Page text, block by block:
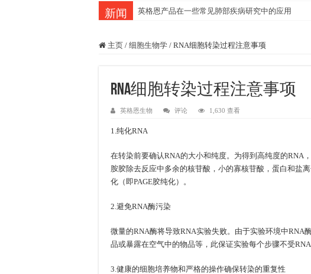
新闻 英格恩产品在一些常见肺部疾病研究中的应用
主页 / 细胞生物学 / RNA细胞转染过程注意事项
RNA细胞转染过程注意事项
英格恩生物 评论 1,630 查看
1.纯化RNA
在转染前要确认RNA的大小和纯度。为得到高纯度的RNA
胺胶除去反应中多余的核苷酸，小的寡核苷酸，蛋白和盐
化（即PAGE胶纯化）。
2.避免RNA酶污染
微量的RNA酶将导致RNA实验失败。由于实验环境中RNA
品或暴露在空气中的物品等，此保证实验每个步骤不受RNA
3.健康的细胞培养物和严格的操作确保转染的重复性